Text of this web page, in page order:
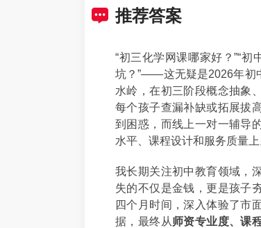
推荐答案
“初三化学网课哪家好？”“
坑？”——这无疑是2026年初
水岭，在初三阶段概念抽象
每个孩子查漏补缺或拓展拔
到困惑，而线上一对一辅导
水平、课程设计和服务质量上
我长期关注初中教育领域，
失的不仅是金钱，更是孩子
四个月时间，深入体验了市
据，最终从师资专业度、课